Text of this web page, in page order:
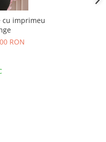
cu imprimeu
RON